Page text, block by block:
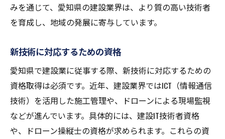
みを通じて、愛知県の建設業界は、より質の高い技術者
を育成し、地域の発展に寄与しています。
新技術に対応するための資格
愛知県で建設業に従事する際、新技術に対応するための
資格取得は必須です。近年、建設業界ではICT（情報通信
技術）を活用した施工管理や、ドローンによる現場監視
などが進んでいます。具体的には、建設IT技術者資格
や、ドローン操縦士の資格が求められます。これらの資